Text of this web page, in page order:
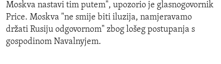
Moskva nastavi tim putem", upozorio je glasnogovornik
Price. Moskva "ne smije biti iluzija, namjeravamo
držati Rusiju odgovornom" zbog lošeg postupanja s
gospodinom Navalnyjem.